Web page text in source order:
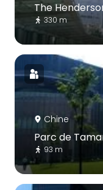
The
330 m
Chine
Parc de
93 m